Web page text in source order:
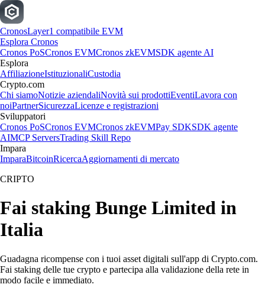
CronosLayer1 compatibile EVM
Esplora Cronos
Cronos PoSCronos EVMCronos zkEVMSDK agente AI
Esplora
AffiliazioneIstituzionaliCustodia
Crypto.com
Chi siamoNotizie aziendaliNovità sui prodottiEventiLavora con
noiPartnerSicurezzaLicenze e registrazioni
Sviluppatori
Cronos PoSCronos EVMCronos zkEVMPay SDKSDK agente
AIMCP ServersTrading Skill Repo
Impara
ImparaBitcoinRicercaAggiornamenti di mercato
CRIPTO
Fai staking Bunge Limited in
Italia
Guadagna ricompense con i tuoi asset digitali sull'app di Crypto.com.
Fai staking delle tue crypto e partecipa alla validazione della rete in
modo facile e immediato.